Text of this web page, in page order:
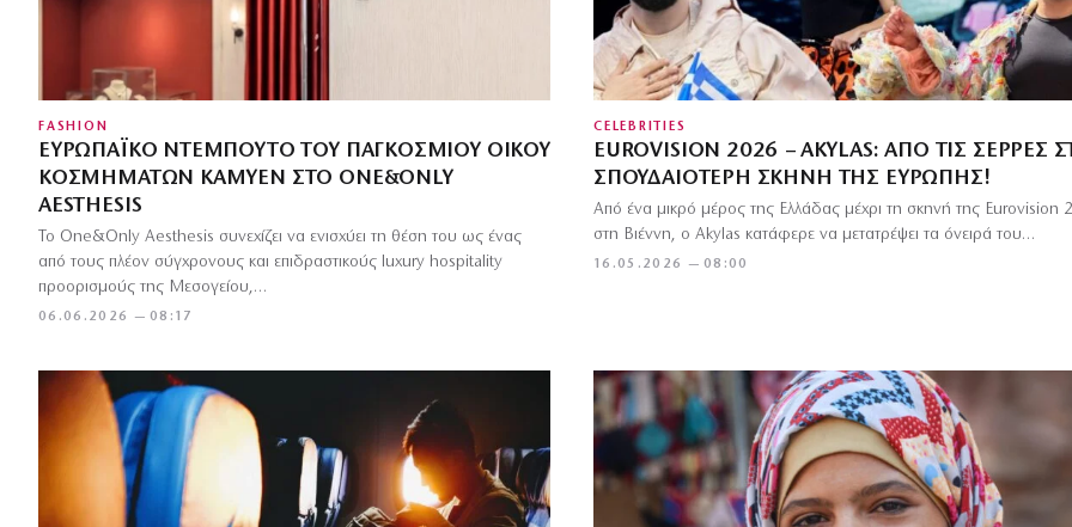
FASHION
ΕΥΡΩΠΑΪΚΌ ΝΤΕΜΠΟΎΤΟ ΤΟΥ ΠΑΓΚΌΣΜΙΟΥ ΟΊΚΟΥ
ΚΟΣΜΗΜΆΤΩΝ KAMYEN ΣΤΟ ONE&ONLY
AESTHESIS
06.06.2026 — 08:17
Το One&Only Aesthesis συνεχίζει να ενισχύει τη θέση του ως ένας
από τους πλέον σύγχρονους και επιδραστικούς luxury hospitality
προορισμούς της Μεσογείου,…
CELEBRITIES
EUROVISION 2026 – AKYLAS: ΑΠΌ ΤΙΣ ΣΈΡΡΕΣ
ΣΠΟΥΔΑΙΌΤΕΡΗ ΣΚΗΝΉ ΤΗΣ ΕΥΡΏΠΗΣ!
16.05.2026 — 08:00
Από ένα μικρό μέρος της Ελλάδας μέχρι τη σκηνή της Eurovision
στη Βιέννη, ο Akylas κατάφερε να μετατρέψει τα όνειρά του…